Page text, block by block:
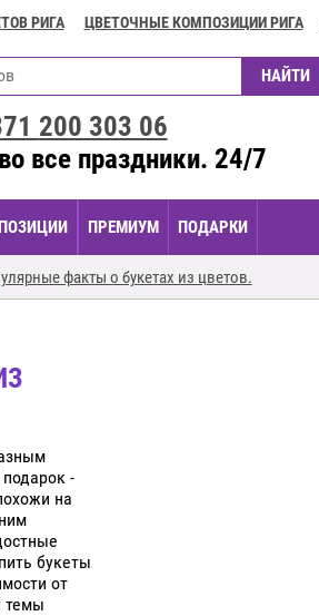
РИГА ЦВЕТОЧНЫЕ КОМПОЗИЦИИ РИГА
200 303 06
все праздники. 24/7
ПРЕМИУМ ПОДАРКИ
факты о букетах из цветов.
-
на
букеты
от
темы